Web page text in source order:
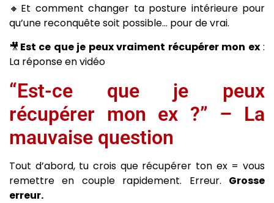
🔸Et comment changer ta posture intérieure pour
qu’une reconquête soit possible… pour de vrai.
🎥 Est ce que je peux vraiment récupérer mon ex:
La réponse en vidéo
“Est-ce que je peux
récupérer mon ex ?” – La
mauvaise question
Tout d’abord, tu crois que récupérer ton ex = vous
remettre en couple rapidement. Erreur. Grosse
erreur.